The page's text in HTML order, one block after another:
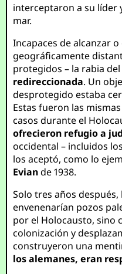
interceptaron a su líder
mar.
Incapaces de alcanzar
geográficamente
protegidos – la rabia
redireccionada. Un
desprotegido estaba
Estas fueron las
casos durante el
ofrecieron refugio a
occidental – incluidos
los aceptó, como lo
Eviande 1938.
Solo tres años
envenenarían pozos
por el Holocausto, sino
colonización y
construyeron una
los alemanes, eran